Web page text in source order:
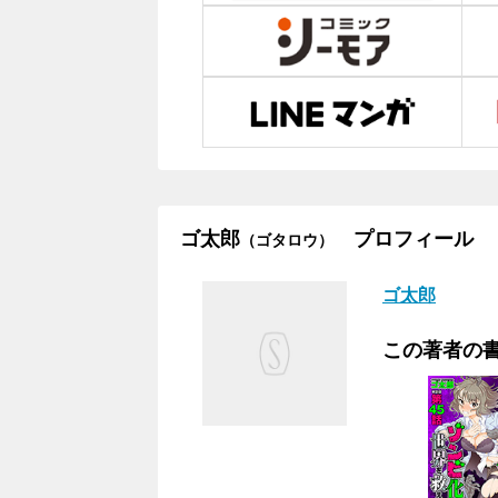
ゴ太郎 （ゴタロウ） プロフィール
ゴ太郎
この著者の